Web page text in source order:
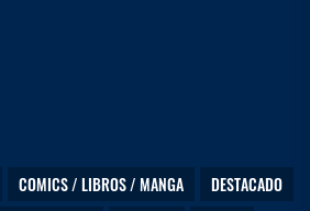
COMICS / LIBROS / MANGA
DESTACADO